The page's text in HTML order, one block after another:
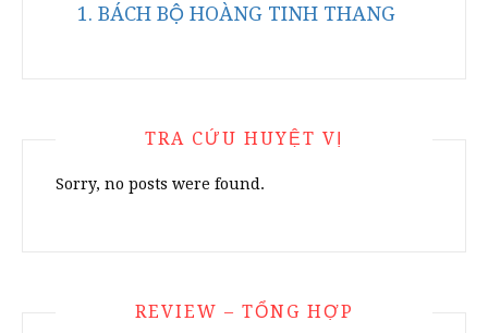
1. BÁCH BỘ HOÀNG TINH THANG
TRA CỨU HUYỆT VỊ
Sorry, no posts were found.
REVIEW – TỔNG HỢP